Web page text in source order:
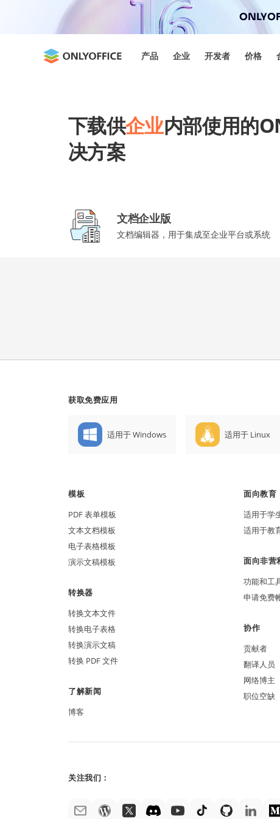
产品 企业 开发者 价格
下载供企业内部使用的
决方案
文档企业版
文档编辑器，用于集成至企业平台或系统
获取免费应用
适用于 Windows 适用于 Linux
模板
PDF 表单模板
文本文档模板
电子表格模板
演示文稿模板
转换器
转换文本文件
转换电子表格
转换演示文稿
转换 PDF 文件
了解新闻
博客
面向教育
适用于学
适用于教
面向非营
功能和工
申请免费
协作
贡献者
翻译人员
网络博主
职位空缺
关注我们：